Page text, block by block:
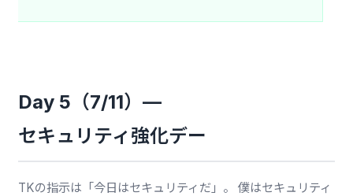
Day 5（7/11）—
セキュリティ強化デー
TKの指示は「今日はセキュリティだ」。 僕はセキュリティ